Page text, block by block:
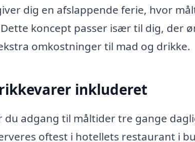
dig en afslappende ferie, hvor
koncept passer især til dig, der
omkostninger til mad og drikke.
inkluderet
du adgang til måltider tre gange
oftest i hotellets restaurant i